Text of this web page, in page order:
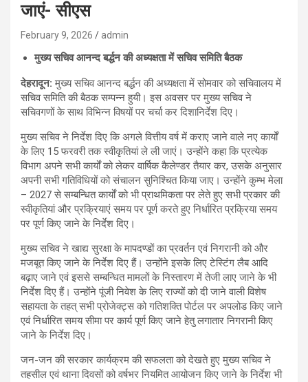
जाएं- सीएस
February 9, 2026 admin
मुख्य सचिव आनन्द बर्द्धन की अध्यक्षता में सचिव समिति बैठक
देहरादून:मुख्य सचिव आनन्द बर्द्धन की अध्यक्षता में सोमवार को सचिवालय में
सचिव समिति की बैठक सम्पन्न हुयी। इस अवसर पर मुख्य सचिव ने
सचिवगणों के साथ विभिन्न विषयों पर चर्चा कर दिशानिर्देश दिए।
मुख्य सचिव ने निर्देश दिए कि अगले वित्तीय वर्ष में कराए जाने वाले नए कार्यों
के लिए 15 फरवरी तक स्वीकृतियां ले ली जाएं। उन्होंने कहा कि प्रत्येक
विभाग अपने सभी कार्यों को लेकर वार्षिक कैलेण्डर तैयार कर, उसके अनुसार
अपनी सभी गतिविधियों को संचालन सुनिश्चित किया जाए। उन्होंने कुम्भ मेला
– 2027 से सम्बन्धित कार्यों को भी प्राथमिकता पर लेते हुए सभी प्रकार की
स्वीकृतियां और प्रक्रियाएं समय पर पूर्ण करते हुए निर्धारित प्रक्रिया समय
पर पूर्ण किए जाने के निर्देश दिए।
मुख्य सचिव ने खाद्य सुरक्षा के मापदण्डों का प्रवर्तन एवं निगरानी को और
मजबूत किए जाने के निर्देश दिए हैं। उन्होंने इसके लिए टेस्टिंग लैब आदि
बढ़ाए जाने एवं इससे सम्बन्धित मामलों के निस्तारण में तेजी लाए जाने के भी
निर्देश दिए हैं। उन्होंने पूंजी निवेश के लिए राज्यों को दी जाने वाली विशेष
सहायता के तहत् सभी प्रोजेक्ट्स को गतिशक्ति पोर्टल पर अपलोड किए जाने
एवं निर्धारित समय सीमा पर कार्य पूर्ण किए जाने हेतु लगातार निगरानी किए
जाने के निर्देश दिए।
जन-जन की सरकार कार्यक्रम की सफलता को देखते हुए मुख्य सचिव ने
तहसील एवं थाना दिवसों को वर्षभर नियमित आयोजन किए जाने के निर्देश भी